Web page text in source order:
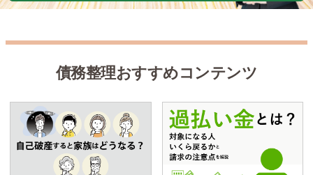
債務整理おすすめコンテンツ